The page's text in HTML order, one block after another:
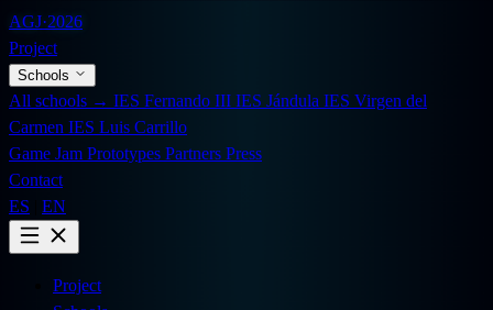
AGJ·2026
Project
Schools
All schools → IES Fernando III IES Jándula IES Virgen del
Carmen IES Luis Carrillo
Game Jam Prototypes Partners Press
Contact
ES
EN
Project